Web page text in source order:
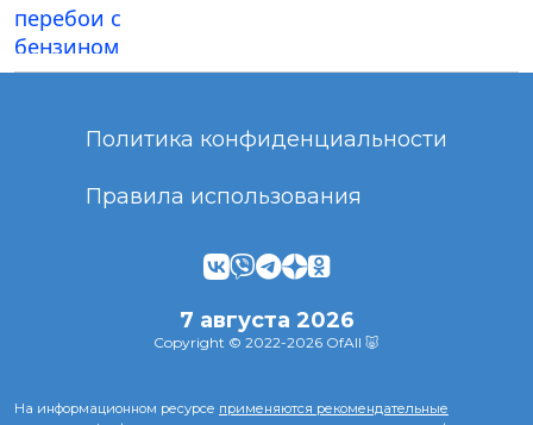
Политика конфиденциальности
Правила использования
7 августа 2026
Copyright © 2022-2026 OfAll 🐷
На информационном ресурсе применяются рекомендательные